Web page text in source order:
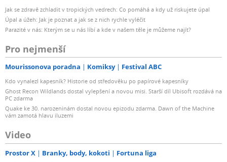
Jak se zdravě zchladit v tropických vedrech: Co pomáhá a kdy už riskujete úpal
Úpal a úžeh: Jak je poznat a jak se z nich rychle vyléčit
Parazité v nás: Kterým se u nás líbí a kde v našem těle je můžeme najít?
Pro nejmenší
Mourissonova poradna Komiksy Festival ABC
Kdo vynalezl kapesník? Historie od středověku po papírové kapesníky
Ghost Recon Wildlands dostal vylepšení a novou misi. Starší díl Ubisoft rozdává na
PC zdarma
Quake ke 30. narozeninám dostal novou epizodu zdarma. Dawn of the Machine
vám zamotá hlavu iluzemi
Video
Prostor X Branky, body, kokoti Fortuna liga